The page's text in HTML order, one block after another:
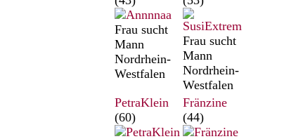
Frau sucht
Mann
Nordrhein-
Westfalen
Frau sucht
Mann
Nordrhein-
Westfalen
PetraKlein
(60)
Fränzine
(44)